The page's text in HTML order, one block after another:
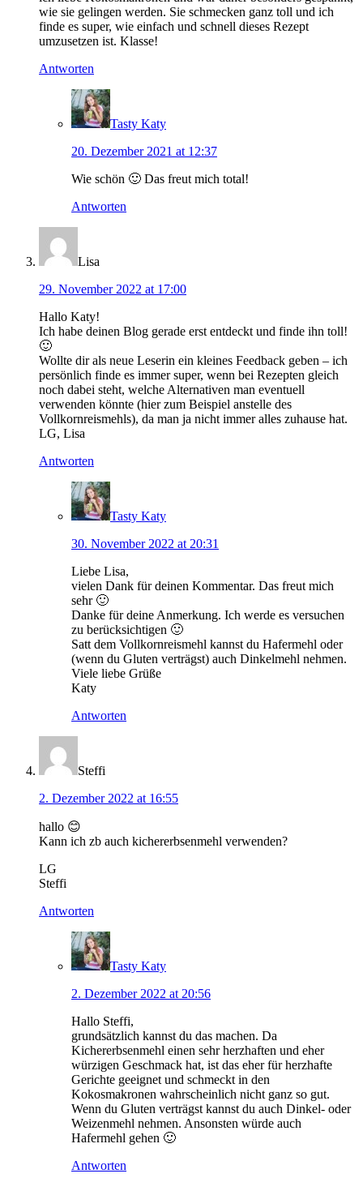
wie sie gelingen werden. Sie schmecken ganz toll und ich
finde es super, wie einfach und schnell dieses Rezept
umzusetzen ist. Klasse!
Antworten
Tasty Katy
20. Dezember 2021 at 12:37
Wie schön 🙂 Das freut mich total!
Antworten
Lisa
29. November 2022 at 17:00
Hallo Katy!
Ich habe deinen Blog gerade erst entdeckt und finde ihn toll!
🙂
Wollte dir als neue Leserin ein kleines Feedback geben – ich
persönlich finde es immer super, wenn bei Rezepten gleich
noch dabei steht, welche Alternativen man eventuell
verwenden könnte (hier zum Beispiel anstelle des
Vollkornreismehls), da man ja nicht immer alles zuhause hat.
LG, Lisa
Antworten
Tasty Katy
30. November 2022 at 20:31
Liebe Lisa,
vielen Dank für deinen Kommentar. Das freut mich
sehr 🙂
Danke für deine Anmerkung. Ich werde es versuchen
zu berücksichtigen 🙂
Satt dem Vollkornreismehl kannst du Hafermehl oder
(wenn du Gluten verträgst) auch Dinkelmehl nehmen.
Viele liebe Grüße
Katy
Antworten
Steffi
2. Dezember 2022 at 16:55
hallo 😊
Kann ich zb auch kichererbsenmehl verwenden?
LG
Steffi
Antworten
Tasty Katy
2. Dezember 2022 at 20:56
Hallo Steffi,
grundsätzlich kannst du das machen. Da
Kichererbsenmehl einen sehr herzhaften und eher
würzigen Geschmack hat, ist das eher für herzhafte
Gerichte geeignet und schmeckt in den
Kokosmakronen wahrscheinlich nicht ganz so gut.
Wenn du Gluten verträgst kannst du auch Dinkel- oder
Weizenmehl nehmen. Ansonsten würde auch
Hafermehl gehen 🙂
Antworten